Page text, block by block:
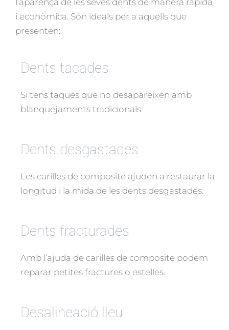
i econòmica. Són ideals per a aquells que
presenten:
Dents tacades
Si tens taques que no desapareixen amb
blanquejaments tradicionals.
Dents desgastades
Les carilles de composite ajuden a restaurar la
longitud i la mida de les dents desgastades.
Dents fracturades
Amb l’ajuda de carilles de composite podem
reparar petites fractures o estelles.
Desalineació lleu